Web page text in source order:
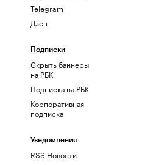
Telegram
Дзен
Подписки
Скрыть баннеры
на РБК
Подписка на РБК
Корпоративная
подписка
Уведомления
RSS Новости